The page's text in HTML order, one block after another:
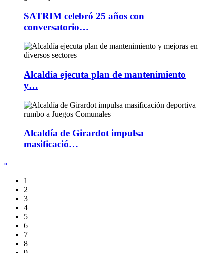
SATRIM celebró 25 años con
conversatorio…
Alcaldía ejecuta plan de mantenimiento
y…
Alcaldía de Girardot impulsa
masificació…
«
1
2
3
4
5
6
7
8